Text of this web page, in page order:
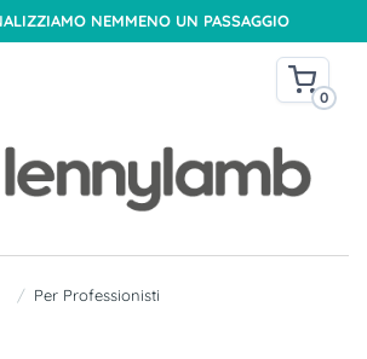
NEMMENO UN PASSAGGIO
0
Per Professionisti